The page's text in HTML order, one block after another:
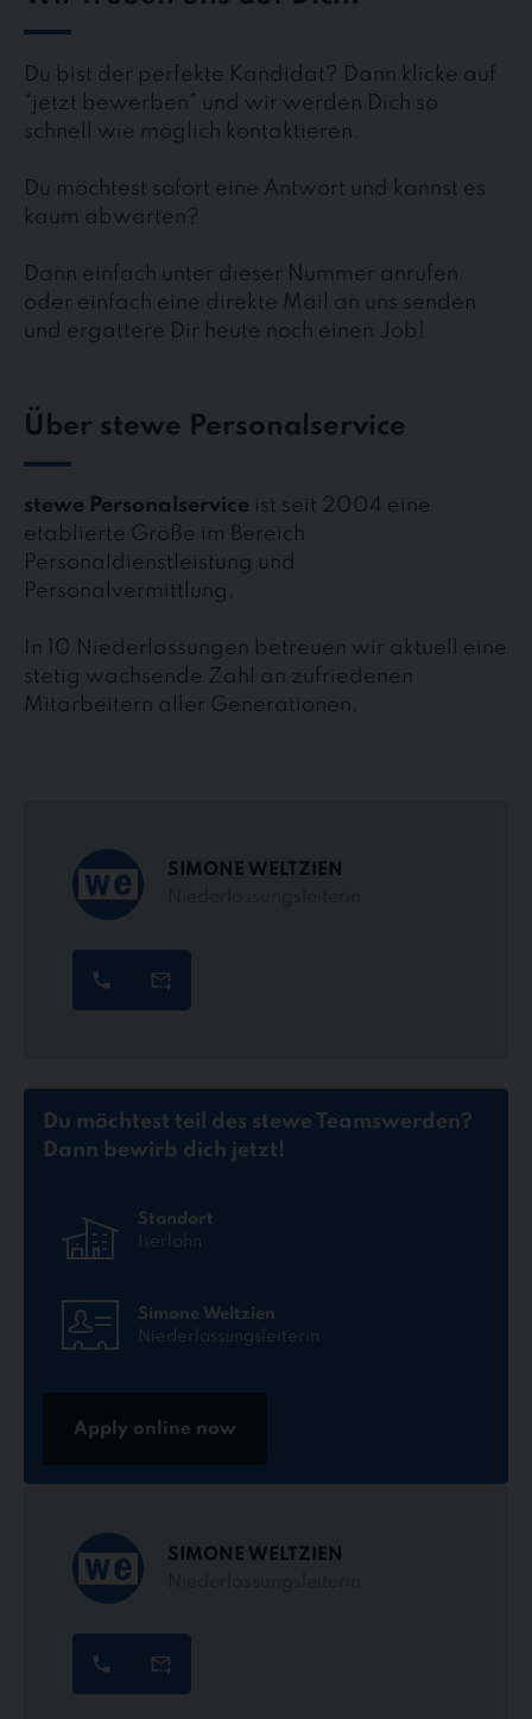
Du bist der perfekte Kandidat? Dann klicke auf
“jetzt bewerben” und wir werden Dich so
schnell wie möglich kontaktieren.
Du möchtest sofort eine Antwort und kannst es
kaum abwarten?
Dann einfach unter dieser Nummer anrufen
oder einfach eine direkte Mail an uns senden
und ergattere Dir heute noch einen Job!
Über stewe Personalservice
stewe Personalservice ist seit 2004 eine
etablierte Größe im Bereich
Personaldienstleistung und
Personalvermittlung.
In 10 Niederlassungen betreuen wir aktuell eine
stetig wachsende Zahl an zufriedenen
Mitarbeitern aller Generationen.
SIMONE WELTZIEN
Du möchtest teil des stewe Teamswerden?
Dann bewirb dich jetzt!
Standort
Iserlohn
Simone Weltzien
Niederlassungsleiterin
Apply online now
SIMONE WELTZIEN